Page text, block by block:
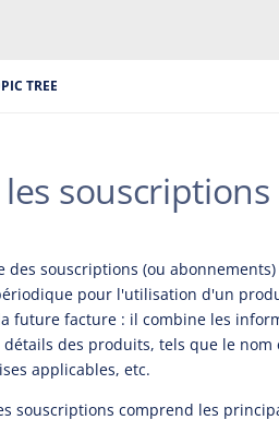
TREE
souscriptions
des souscriptions (ou
pour l'utilisation d'un
future facture : il combine les
détails des produits, tels que le
applicables, etc.
souscriptions comprend les